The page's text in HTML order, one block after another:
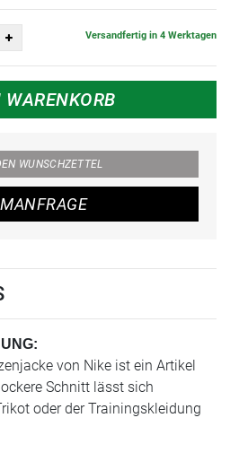
Versandfertig in 4 Werktagen
WUNSCHZETTEL
von Nike ist ein Artikel
Schnitt lässt sich
oder der Trainingskleidung